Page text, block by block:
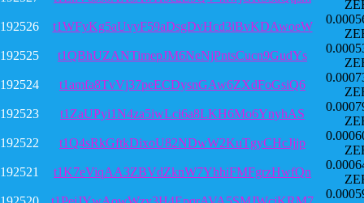
192526
t1WFyKg5aUvyF59aDsgDvHcd3iBvKDAwoeW
192525
t1QBhUZANTimepJM6NeNjPntsCucn9GudYs
192524
t1amfa8TvVj37peECDysnGAw6ZXdFoGsiQ6
192523
t1ZaUPyi1N4za5iwLci6a8LKH6Mo6YnyhAS
192522
t1Q4sRkGftkDixoU82NDwW2KuTgyCHcJjjp
192521
t1K7eViqAA3ZBVdZknW7YhhiFMFgrzHwfQn